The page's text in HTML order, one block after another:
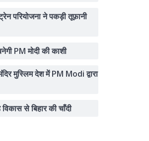
परियोजना ने पकड़ी तूफ़ानी
PM मोदी की काशी
मुस्लिम देश में PM Modi द्वारा
से बिहार की चाँदी